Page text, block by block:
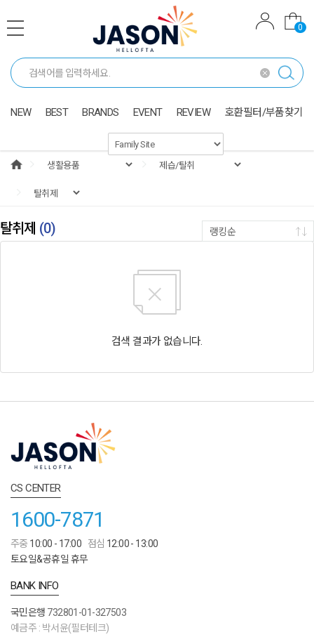
0
NEW BEST BRANDS EVENT REVIEW 호환필터/부품찾기
탈취제 (0) 랭킹순
검색 결과가 없습니다.
CS CENTER
1600-7871
주중 10:00 - 17:00 점심 12:00 - 13:00
토요일&공휴일 휴무
BANK INFO
국민은행 732801-01-327503
예금주 : 박서윤(필터테크)